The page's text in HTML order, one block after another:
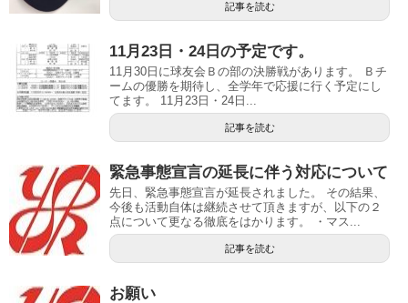
記事を読む
11月23日・24日の予定です。
11月30日に球友会Ｂの部の決勝戦があります。 Ｂチ
ームの優勝を期待し、全学年で応援に行く予定にし
てます。 11月23日・24日...
記事を読む
緊急事態宣言の延長に伴う対応について
先日、緊急事態宣言が延長されました。 その結果、
今後も活動自体は継続させて頂きますが、以下の２
点について更なる徹底をはかります。 ・マス...
記事を読む
お願い